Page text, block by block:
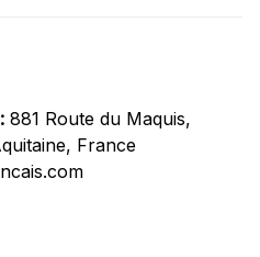
881 Route du Maquis,
France